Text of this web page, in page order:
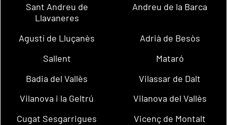
Sant Andreu de
Llavaneres
Andreu de la Barca
Agustí de Lluçanès
Adrià de Besòs
Sallent
Mataró
Badia del Vallès
Vilassar de Dalt
Vilanova i la Geltrú
Vilanova del Vallès
Cugat Sesgarrigues
Vicenç de Montalt